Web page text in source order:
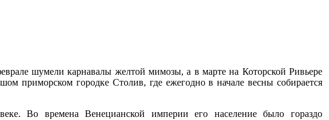
шумели карнавалы желтой мимозы, а в марте на Которской Ривьере
приморском городке Столив, где ежегодно в начале весны собирается
Во времена Венецианской империи его население было гораздо